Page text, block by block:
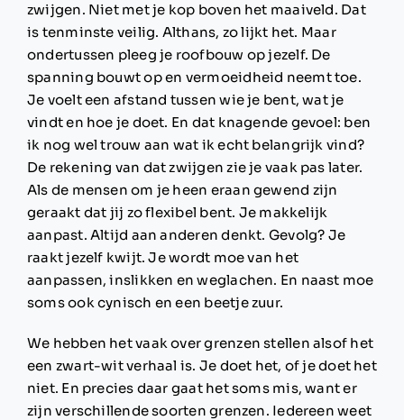
zwijgen. Niet met je kop boven het maaiveld. Dat
is tenminste veilig. Althans, zo lijkt het. Maar
ondertussen pleeg je roofbouw op jezelf. De
spanning bouwt op en vermoeidheid neemt toe.
Je voelt een afstand tussen wie je bent, wat je
vindt en hoe je doet. En dat knagende gevoel: ben
ik nog wel trouw aan wat ik echt belangrijk vind?
De rekening van dat zwijgen zie je vaak pas later.
Als de mensen om je heen eraan gewend zijn
geraakt dat jij zo flexibel bent. Je makkelijk
aanpast. Altijd aan anderen denkt. Gevolg? Je
raakt jezelf kwijt. Je wordt moe van het
aanpassen, inslikken en weglachen. En naast moe
soms ook cynisch en een beetje zuur.
We hebben het vaak over grenzen stellen alsof het
een zwart-wit verhaal is. Je doet het, of je doet het
niet. En precies daar gaat het soms mis, want er
zijn verschillende soorten grenzen. Iedereen weet